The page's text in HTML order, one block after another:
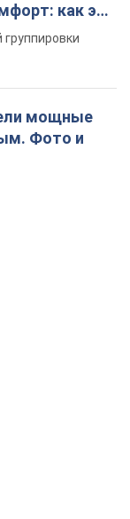
как это
мощные
Фото и